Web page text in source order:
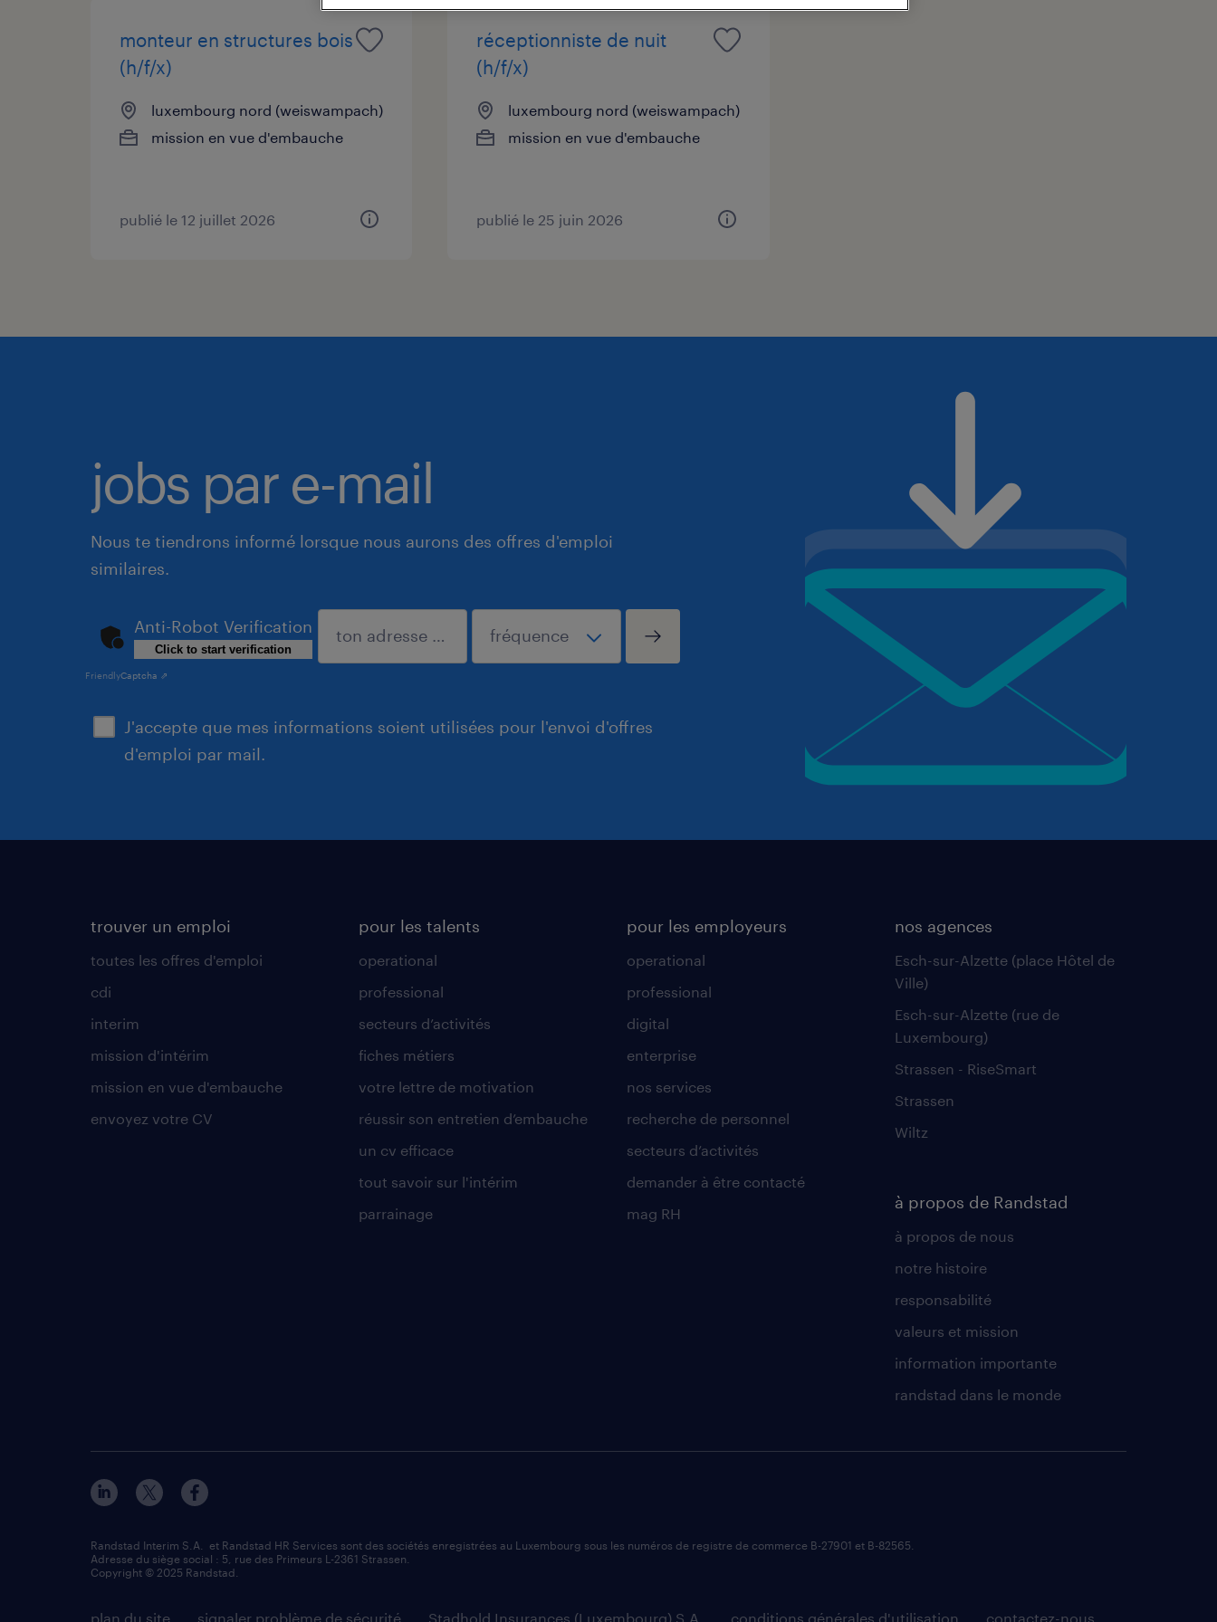
monteur en structures bois
(h/f/x)
luxembourg nord (weiswampach)
mission en vue d'embauche
publié le 12 juillet 2026
réceptionniste de nuit
(h/f/x)
luxembourg nord (weiswampach)
mission en vue d'embauche
publié le 25 juin 2026
jobs par e-mail
Nous te tiendrons informé lorsque nous aurons des offres d'emploi
similaires.
J'accepte que mes informations soient utilisées pour l'envoi d'offres
d'emploi par mail.
Anti-Robot Verification
Click to start verification
FriendlyCaptcha ⇗
soumettre
trouver un emploi
toutes les offres d'emploi
cdi
interim
mission d'intérim
mission en vue d'embauche
envoyez votre CV
pour les talents
operational
professional
secteurs d’activités
fiches métiers
votre lettre de motivation
réussir son entretien d’embauche
un cv efficace
tout savoir sur l'intérim
parrainage
pour les employeurs
operational
professional
digital
enterprise
nos services
recherche de personnel
secteurs d’activités
demander à être contacté
mag RH
nos agences
Esch-sur-Alzette (place Hôtel de
Ville)
Esch-sur-Alzette (rue de
Luxembourg)
Strassen - RiseSmart
Strassen
Wiltz
à propos de Randstad
à propos de nous
notre histoire
responsabilité
valeurs et mission
information importante
randstad dans le monde
plan du site signaler problème de sécurité Stadhold Insurances (Luxembourg) S.A. conditions générales d'utilisation contactez-nous
Randstad Interim S.A. et Randstad HR Services sont des sociétés enregistrées au Luxembourg sous les numéros de registre de commerce B-27901 et B-82565.
Adresse du siège social : 5, rue des Primeurs L-2361 Strassen.
Copyright © 2025 Randstad.